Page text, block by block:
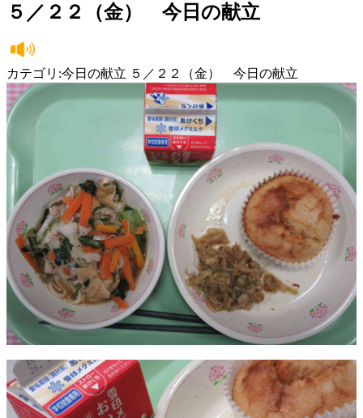
５／２２（金） 今日の献立
カテゴリ:今日の献立 ５／２２（金） 今日の献立